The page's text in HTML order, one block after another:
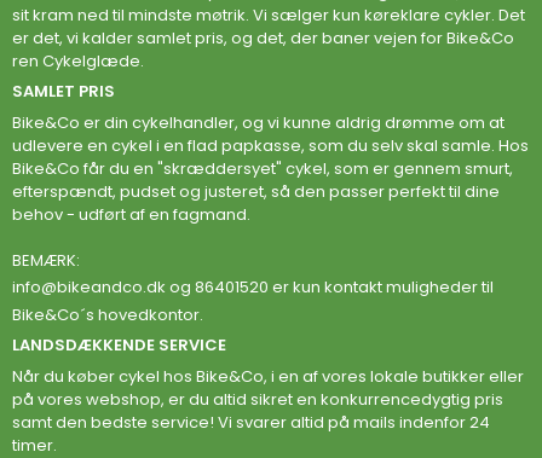
sit kram ned til mindste møtrik. Vi sælger kun køreklare cykler. Det
er det, vi kalder samlet pris, og det, der baner vejen for Bike&Co
ren Cykelglæde.
SAMLET PRIS
Bike&Co er din cykelhandler, og vi kunne aldrig drømme om at
udlevere en cykel i en flad papkasse, som du selv skal samle. Hos
Bike&Co får du en "skræddersyet" cykel, som er gennem smurt,
efterspændt, pudset og justeret, så den passer perfekt til dine
behov - udført af en fagmand.
BEMÆRK:
info@bikeandco.dk og 86401520 er kun kontakt muligheder til
Bike&Co´s hovedkontor.
LANDSDÆKKENDE SERVICE
Når du køber cykel hos Bike&Co, i en af vores lokale butikker eller
på vores webshop, er du altid sikret en konkurrencedygtig pris
samt den bedste service! Vi svarer altid på mails indenfor 24
timer.